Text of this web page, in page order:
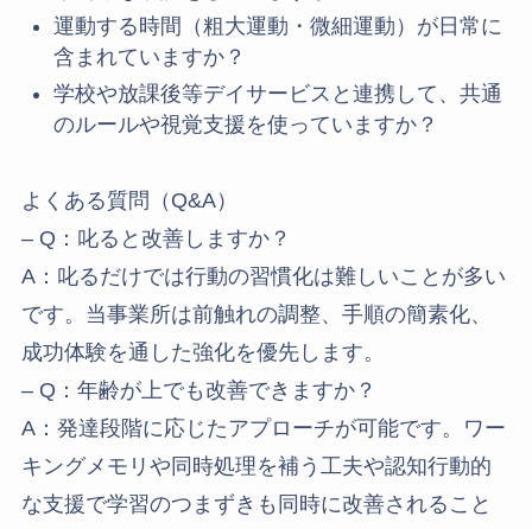
運動する時間（粗大運動・微細運動）が日常に
含まれていますか？
学校や放課後等デイサービスと連携して、共通
のルールや視覚支援を使っていますか？
よくある質問（Q&A）
– Q：叱ると改善しますか？
A：叱るだけでは行動の習慣化は難しいことが多い
です。当事業所は前触れの調整、手順の簡素化、
成功体験を通した強化を優先します。
– Q：年齢が上でも改善できますか？
A：発達段階に応じたアプローチが可能です。ワー
キングメモリや同時処理を補う工夫や認知行動的
な支援で学習のつまずきも同時に改善されること